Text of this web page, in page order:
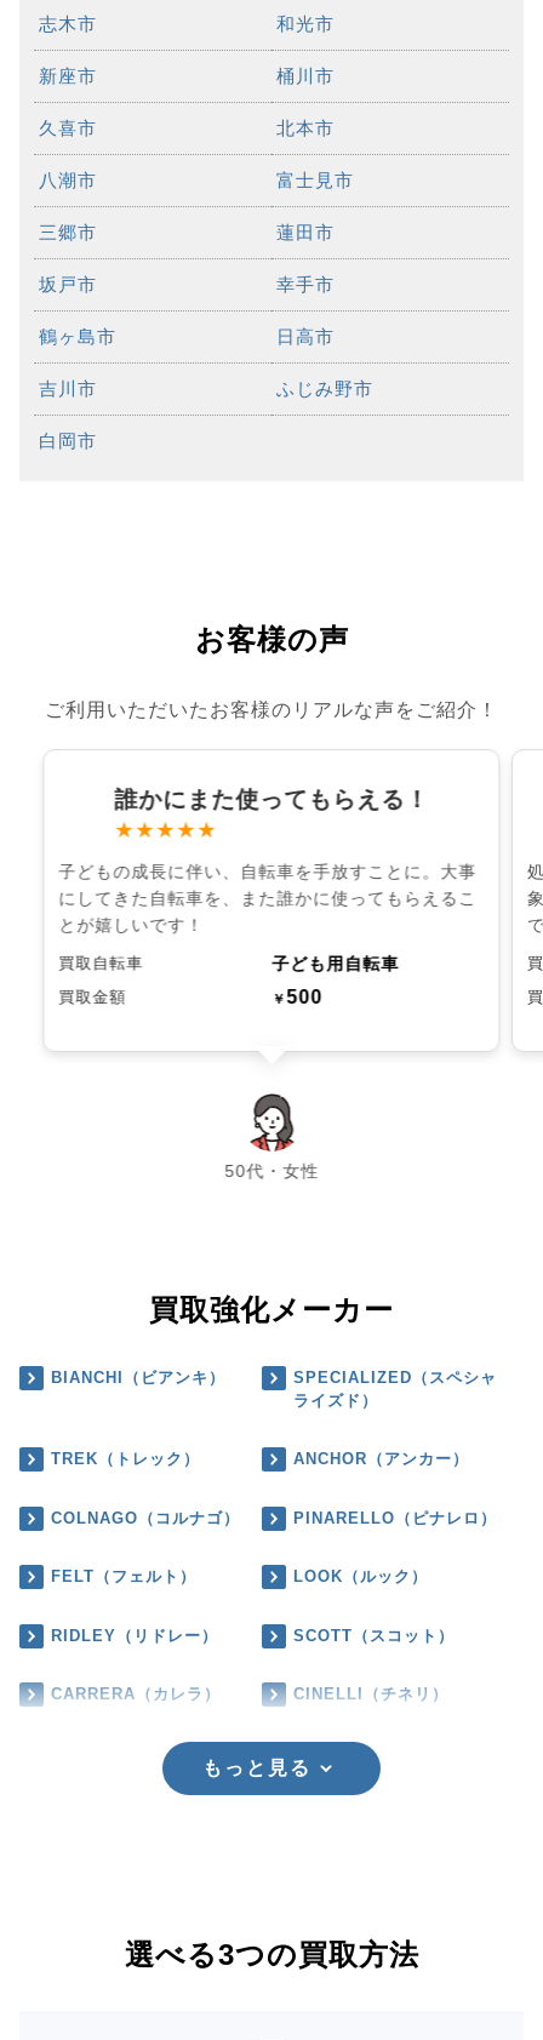
志木市 和光市
新座市 桶川市
久喜市 北本市
八潮市 富士見市
三郷市 蓮田市
坂戸市 幸手市
鶴ヶ島市 日高市
吉川市 ふじみ野市
白岡市
お客様の声
ご利用いただいたお客様のリアルな声をご紹介！
誰かにまた使ってもらえる！
★★★★★
子どもの成長に伴い、自転車を手放すことに。大事
にしてきた自転車を、また誰かに使ってもらえるこ
とが嬉しいです！
買取自転車 子ども用自転車
買取金額 ￥500
50代・女性
chevron_left chevron_right
買取強化メーカー
BIANCHI（ビアンキ）
SPECIALIZED（スペシャ
ライズド）
TREK（トレック） ANCHOR（アンカー）
COLNAGO（コルナゴ） PINARELLO（ピナレロ）
FELT（フェルト） LOOK（ルック）
RIDLEY（リドレー） SCOTT（スコット）
CARRERA（カレラ） CINELLI（チネリ）
もっと見る
選べる3つの買取方法